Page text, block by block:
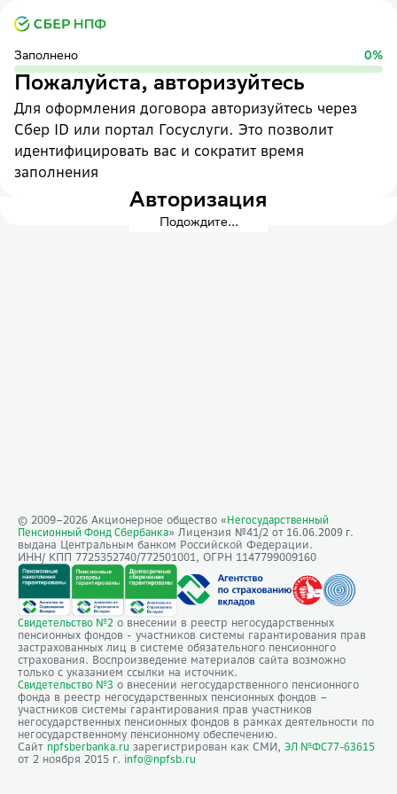
Заполнено 0%
Пожалуйста, авторизуйтесь
Для оформления договора авторизуйтесь через
Сбер ID или портал Госуслуги. Это позволит
идентифицировать вас и сократит время
заполнения
Авторизация
Подождите...
© 2009–2026 Акционерное общество « Негосударственный
Пенсионный Фонд Сбербанка» Лицензия №41/2 от 16.06.2009 г.
выдана Центральным банком Российской Федерации.
ИНН/ КПП 7725352740/772501001, ОГРН 1147799009160
Свидетельство №2 о внесении в реестр негосударственных
пенсионных фондов - участников системы гарантирования прав
застрахованных лиц в системе обязательного пенсионного
страхования. Воспроизведение материалов сайта возможно
только с указанием ссылки на источник.
Свидетельство №3 о внесении негосударственного пенсионного
фонда в реестр негосударственных пенсионных фондов –
участников системы гарантирования прав участников
негосударственных пенсионных фондов в рамках деятельности по
негосударственному пенсионному обеспечению.
Сайт npfsberbanka.ru зарегистрирован как СМИ, ЭЛ №ФС77-63615
от 2 ноября 2015 г. info@npfsb.ru